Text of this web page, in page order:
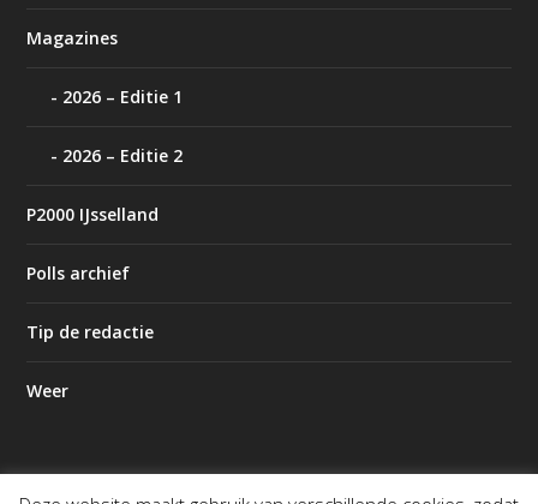
Magazines
2026 – Editie 1
2026 – Editie 2
P2000 IJsselland
Polls archief
Tip de redactie
Weer